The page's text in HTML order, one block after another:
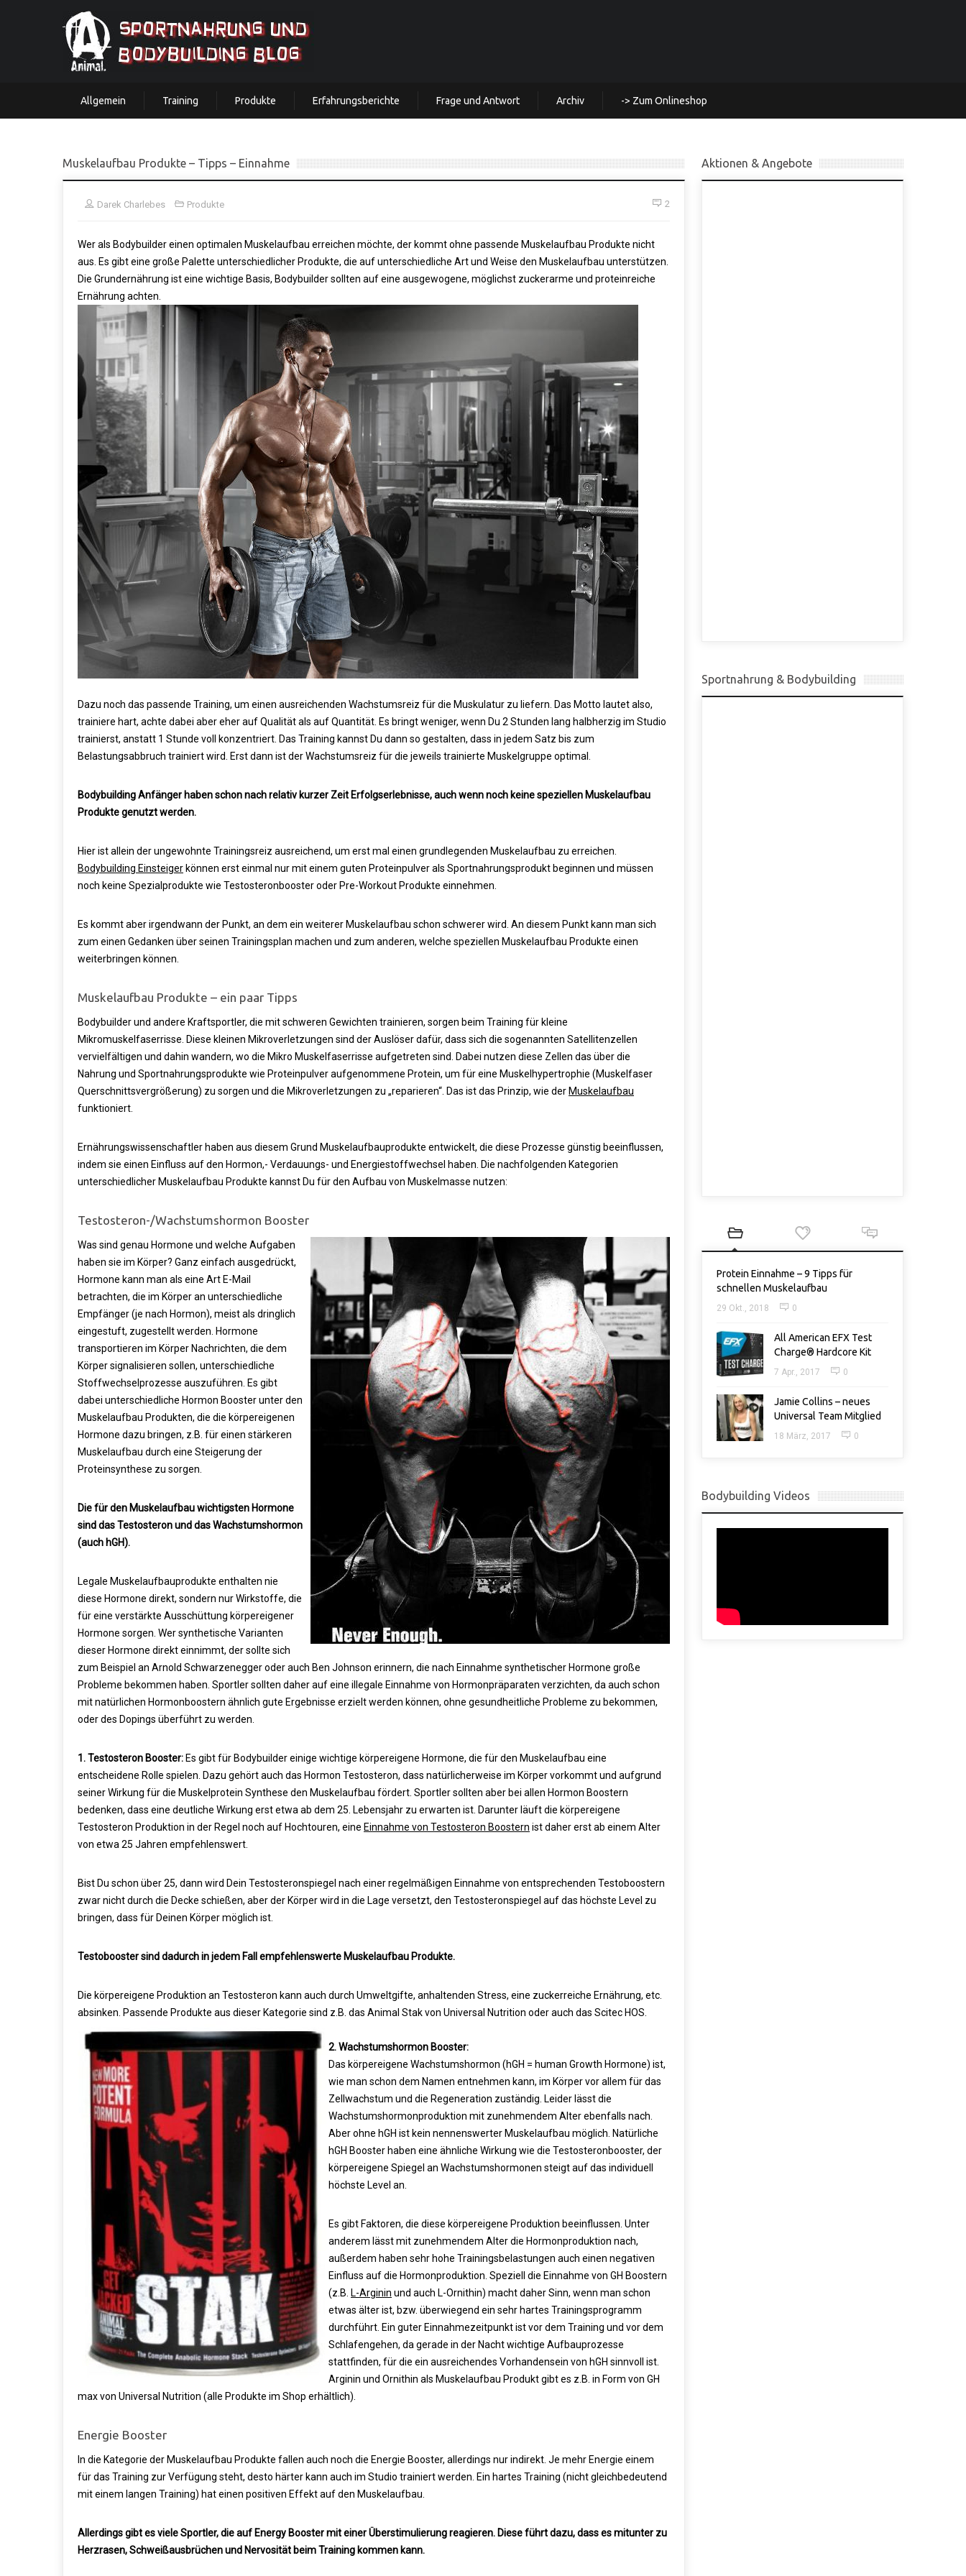
Allgemein Training Produkte Erfahrungsberichte Frage und Antwort Archiv -> Zum Onlineshop
Muskelaufbau Produkte – Tipps – Einnahme
Darek Charlebes Produkte 2
Wer als Bodybuilder einen optimalen Muskelaufbau erreichen möchte, der kommt ohne passende Muskelaufbau Produkte nicht
aus. Es gibt eine große Palette unterschiedlicher Produkte, die auf unterschiedliche Art und Weise den Muskelaufbau unterstützen.
Die Grundernährung ist eine wichtige Basis, Bodybuilder sollten auf eine ausgewogene, möglichst zuckerarme und proteinreiche
Ernährung achten.
Dazu noch das passende Training, um einen ausreichenden Wachstumsreiz für die Muskulatur zu liefern. Das Motto lautet also,
trainiere hart, achte dabei aber eher auf Qualität als auf Quantität. Es bringt weniger, wenn Du 2 Stunden lang halbherzig im Studio
trainierst, anstatt 1 Stunde voll konzentriert. Das Training kannst Du dann so gestalten, dass in jedem Satz bis zum
Belastungsabbruch trainiert wird. Erst dann ist der Wachstumsreiz für die jeweils trainierte Muskelgruppe optimal.
Bodybuilding Anfänger haben schon nach relativ kurzer Zeit Erfolgserlebnisse, auch wenn noch keine speziellen Muskelaufbau
Produkte genutzt werden.
Hier ist allein der ungewohnte Trainingsreiz ausreichend, um erst mal einen grundlegenden Muskelaufbau zu erreichen.
Bodybuilding Einsteiger können erst einmal nur mit einem guten Proteinpulver als Sportnahrungsprodukt beginnen und müssen
noch keine Spezialprodukte wie Testosteronbooster oder Pre-Workout Produkte einnehmen.
Es kommt aber irgendwann der Punkt, an dem ein weiterer Muskelaufbau schon schwerer wird. An diesem Punkt kann man sich
zum einen Gedanken über seinen Trainingsplan machen und zum anderen, welche speziellen Muskelaufbau Produkte einen
weiterbringen können.
Muskelaufbau Produkte – ein paar Tipps
Bodybuilder und andere Kraftsportler, die mit schweren Gewichten trainieren, sorgen beim Training für kleine
Mikromuskelfaserrisse. Diese kleinen Mikroverletzungen sind der Auslöser dafür, dass sich die sogenannten Satellitenzellen
vervielfältigen und dahin wandern, wo die Mikro Muskelfaserrisse aufgetreten sind. Dabei nutzen diese Zellen das über die
Nahrung und Sportnahrungsprodukte wie Proteinpulver aufgenommene Protein, um für eine Muskelhypertrophie (Muskelfaser
Querschnittsvergrößerung) zu sorgen und die Mikroverletzungen zu „reparieren“. Das ist das Prinzip, wie der Muskelaufbau
funktioniert.
Ernährungswissenschaftler haben aus diesem Grund Muskelaufbauprodukte entwickelt, die diese Prozesse günstig beeinflussen,
indem sie einen Einfluss auf den Hormon,- Verdauungs- und Energiestoffwechsel haben. Die nachfolgenden Kategorien
unterschiedlicher Muskelaufbau Produkte kannst Du für den Aufbau von Muskelmasse nutzen:
Testosteron-/Wachstumshormon Booster
Was sind genau Hormone und welche Aufgaben
haben sie im Körper? Ganz einfach ausgedrückt,
Hormone kann man als eine Art E-Mail
betrachten, die im Körper an unterschiedliche
Empfänger (je nach Hormon), meist als dringlich
eingestuft, zugestellt werden. Hormone
transportieren im Körper Nachrichten, die dem
Körper signalisieren sollen, unterschiedliche
Stoffwechselprozesse auszuführen. Es gibt
dabei unterschiedliche Hormon Booster unter den
Muskelaufbau Produkten, die die körpereigenen
Hormone dazu bringen, z.B. für einen stärkeren
Muskelaufbau durch eine Steigerung der
Proteinsynthese zu sorgen.
Die für den Muskelaufbau wichtigsten Hormone
sind das Testosteron und das Wachstumshormon
(auch hGH).
Legale Muskelaufbauprodukte enthalten nie
diese Hormone direkt, sondern nur Wirkstoffe, die
für eine verstärkte Ausschüttung körpereigener
Hormone sorgen. Wer synthetische Varianten
dieser Hormone direkt einnimmt, der sollte sich
zum Beispiel an Arnold Schwarzenegger oder auch Ben Johnson erinnern, die nach Einnahme synthetischer Hormone große
Probleme bekommen haben. Sportler sollten daher auf eine illegale Einnahme von Hormonpräparaten verzichten, da auch schon
mit natürlichen Hormonboostern ähnlich gute Ergebnisse erzielt werden können, ohne gesundheitliche Probleme zu bekommen,
oder des Dopings überführt zu werden.
1. Testosteron Booster: Es gibt für Bodybuilder einige wichtige körpereigene Hormone, die für den Muskelaufbau eine
entscheidene Rolle spielen. Dazu gehört auch das Hormon Testosteron, dass natürlicherweise im Körper vorkommt und aufgrund
seiner Wirkung für die Muskelprotein Synthese den Muskelaufbau fördert. Sportler sollten aber bei allen Hormon Boostern
bedenken, dass eine deutliche Wirkung erst etwa ab dem 25. Lebensjahr zu erwarten ist. Darunter läuft die körpereigene
Testosteron Produktion in der Regel noch auf Hochtouren, eine Einnahme von Testosteron Boostern ist daher erst ab einem Alter
von etwa 25 Jahren empfehlenswert.
Bist Du schon über 25, dann wird Dein Testosteronspiegel nach einer regelmäßigen Einnahme von entsprechenden Testoboostern
zwar nicht durch die Decke schießen, aber der Körper wird in die Lage versetzt, den Testosteronspiegel auf das höchste Level zu
bringen, dass für Deinen Körper möglich ist.
Testobooster sind dadurch in jedem Fall empfehlenswerte Muskelaufbau Produkte.
Die körpereigene Produktion an Testosteron kann auch durch Umweltgifte, anhaltenden Stress, eine zuckerreiche Ernährung, etc.
absinken. Passende Produkte aus dieser Kategorie sind z.B. das Animal Stak von Universal Nutrition oder auch das Scitec HOS.
2. Wachstumshormon Booster:
Das körpereigene Wachstumshormon (hGH = human Growth Hormone) ist,
wie man schon dem Namen entnehmen kann, im Körper vor allem für das
Zellwachstum und die Regeneration zuständig. Leider lässt die
Wachstumshormonproduktion mit zunehmendem Alter ebenfalls nach.
Aber ohne hGH ist kein nennenswerter Muskelaufbau möglich. Natürliche
hGH Booster haben eine ähnliche Wirkung wie die Testosteronbooster, der
körpereigene Spiegel an Wachstumshormonen steigt auf das individuell
höchste Level an.
Es gibt Faktoren, die diese körpereigene Produktion beeinflussen. Unter
anderem lässt mit zunehmendem Alter die Hormonproduktion nach,
außerdem haben sehr hohe Trainingsbelastungen auch einen negativen
Einfluss auf die Hormonproduktion. Speziell die Einnahme von GH Boostern
(z.B. L-Arginin und auch L-Ornithin) macht daher Sinn, wenn man schon
etwas älter ist, bzw. überwiegend ein sehr hartes Trainingsprogramm
durchführt. Ein guter Einnahmezeitpunkt ist vor dem Training und vor dem
Schlafengehen, da gerade in der Nacht wichtige Aufbauprozesse
stattfinden, für die ein ausreichendes Vorhandensein von hGH sinnvoll ist.
Arginin und Ornithin als Muskelaufbau Produkt gibt es z.B. in Form von GH
max von Universal Nutrition (alle Produkte im Shop erhältlich).
Energie Booster
In die Kategorie der Muskelaufbau Produkte fallen auch noch die Energie Booster, allerdings nur indirekt. Je mehr Energie einem
für das Training zur Verfügung steht, desto härter kann auch im Studio trainiert werden. Ein hartes Training (nicht gleichbedeutend
mit einem langen Training) hat einen positiven Effekt auf den Muskelaufbau.
Allerdings gibt es viele Sportler, die auf Energy Booster mit einer Überstimulierung reagieren. Diese führt dazu, dass es mitunter zu
Herzrasen, Schweißausbrüchen und Nervosität beim Training kommen kann.
Aktionen & Angebote
Sportnahrung & Bodybuilding
Protein Einnahme – 9 Tipps für
schnellen Muskelaufbau
29 Okt., 2018 0
All American EFX Test
Charge® Hardcore Kit
7 Apr., 2017 0
Jamie Collins – neues
Universal Team Mitglied
18 März, 2017 0
Bodybuilding Videos